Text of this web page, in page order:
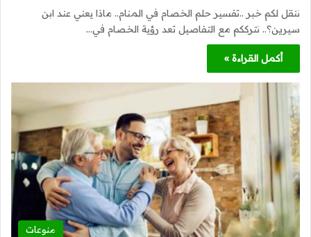
ننقل لكم خبر ..تفسير حلم الخصام في المنام.. ماذا يعني عند ابن
سيرين؟.. نترككم مع التفاصيل تعد رؤية الخصام في…
أكمل القراءة »
منوعات